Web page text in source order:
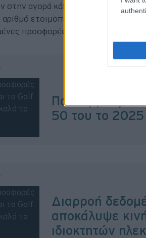
στην αγορά κάποιου Volkswagen
αριθμό ετοιμοπαράδοτων
προσφορές ισχύουν μέχρι
Ποιο
50 του το 2025
Διαρροή
αποκάλυψε
ιδιοκτητών